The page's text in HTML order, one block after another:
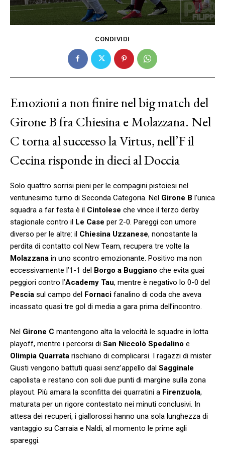
CONDIVIDI
Emozioni a non finire nel big match del
Girone B fra Chiesina e Molazzana. Nel
C torna al successo la Virtus, nell’F il
Cecina risponde in dieci al Doccia
Solo quattro sorrisi pieni per le compagini pistoiesi nel
ventunesimo turno di Seconda Categoria. Nel Girone B l’unica
squadra a far festa è il Cintolese che vince il terzo derby
stagionale contro il Le Case per 2-0. Pareggi con umore
diverso per le altre: il Chiesina Uzzanese, nonostante la
perdita di contatto col New Team, recupera tre volte la
Molazzana in uno scontro emozionante. Positivo ma non
eccessivamente l’1-1 del Borgo a Buggiano che evita guai
peggiori contro l’Academy Tau, mentre è negativo lo 0-0 del
Pescia sul campo del Fornaci fanalino di coda che aveva
incassato quasi tre gol di media a gara prima dell’incontro.
Nel Girone C mantengono alta la velocità le squadre in lotta
playoff, mentre i percorsi di San Niccolò Spedalino e
Olimpia Quarrata rischiano di complicarsi. I ragazzi di mister
Giusti vengono battuti quasi senz’appello dal Sagginale
capolista e restano con soli due punti di margine sulla zona
playout. Più amara la sconfitta dei quarratini a Firenzuola,
maturata per un rigore contestato nei minuti conclusivi. In
attesa dei recuperi, i giallorossi hanno una sola lunghezza di
vantaggio su Carraia e Naldi, al momento le prime agli
spareggi.